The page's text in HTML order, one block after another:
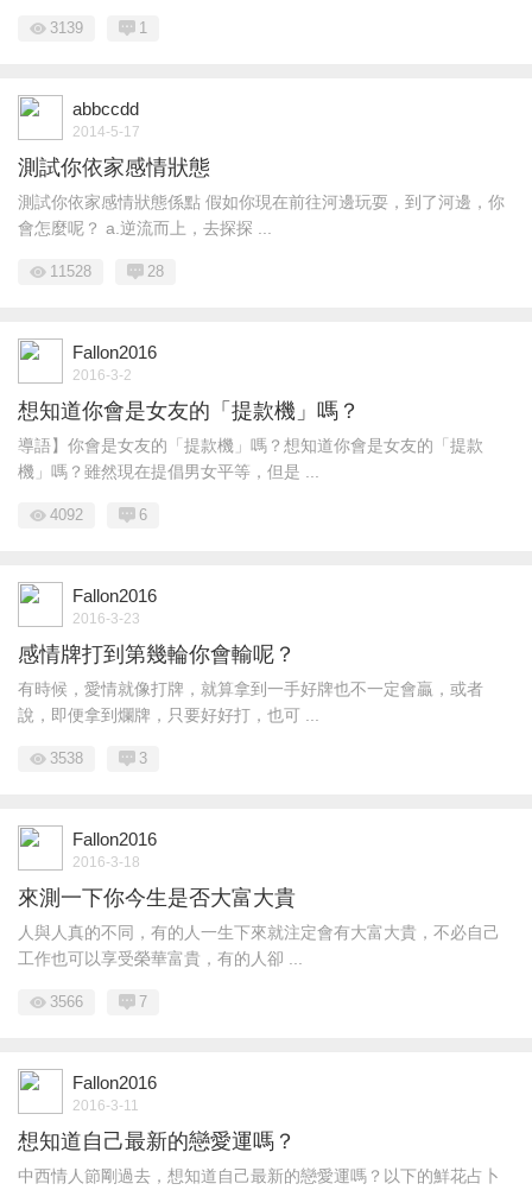
3139 1
abbccdd
2014-5-17
測試你依家感情狀態
測試你依家感情狀態係點 假如你現在前往河邊玩耍，到了河邊，你
會怎麼呢？ a.逆流而上，去探探 ...
11528 28
Fallon2016
2016-3-2
想知道你會是女友的「提款機」嗎？
導語】你會是女友的「提款機」嗎？想知道你會是女友的「提款
機」嗎？雖然現在提倡男女平等，但是 ...
4092 6
Fallon2016
2016-3-23
感情牌打到第幾輪你會輸呢？
有時候，愛情就像打牌，就算拿到一手好牌也不一定會贏，或者
說，即便拿到爛牌，只要好好打，也可 ...
3538 3
Fallon2016
2016-3-18
來測一下你今生是否大富大貴
人與人真的不同，有的人一生下來就注定會有大富大貴，不必自己
工作也可以享受榮華富貴，有的人卻 ...
3566 7
Fallon2016
2016-3-11
想知道自己最新的戀愛運嗎？
中西情人節剛過去，想知道自己最新的戀愛運嗎？以下的鮮花占卜